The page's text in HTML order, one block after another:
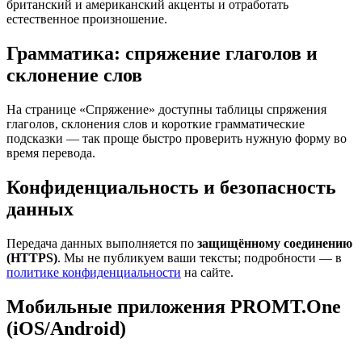
британский и американский акценты и отработать
естественное произношение.
Грамматика: спряжение глаголов и
склонение слов
На странице «Спряжение» доступны таблицы спряжения
глаголов, склонения слов и короткие грамматические
подсказки — так проще быстро проверить нужную форму во
время перевода.
Конфиденциальность и безопасность
данных
Передача данных выполняется по защищённому соединению
(HTTPS). Мы не публикуем ваши тексты; подробности — в
политике конфиденциальности на сайте.
Мобильные приложения PROMT.One
(iOS/Android)